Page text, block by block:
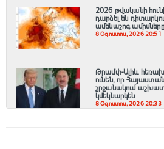
2026 թվականի
դարձել են
ամենաշոգ
8 Օգոստոս, 2026 20:51
Թրամփ-Ալիև
ունեն, որ
շրջանակում
կմեկնարկեն
8 Օգոստոս, 2026 20:33